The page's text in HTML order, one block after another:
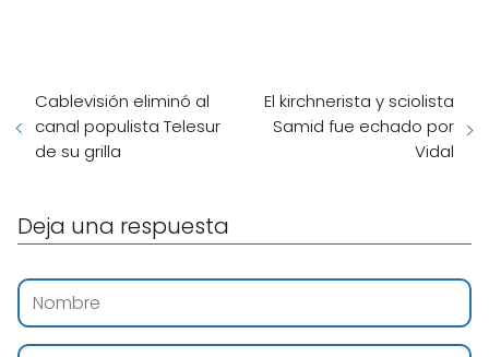
Cablevisión eliminó al
canal populista Telesur
de su grilla
El kirchnerista y sciolista
Samid fue echado por
Vidal
Deja una respuesta